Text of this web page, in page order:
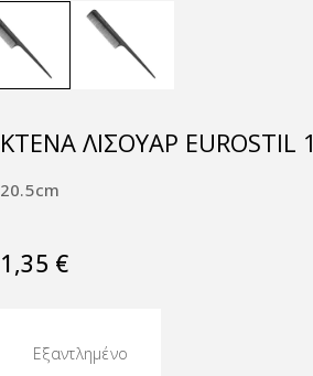
KΤΈΝΑ ΛΙΣΟΥΆΡ EUROSTIL
20.5cm
1,35 €
Εξαντλημένο